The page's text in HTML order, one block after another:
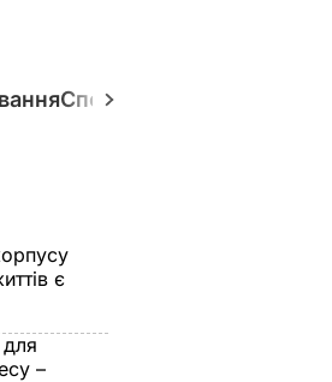
Спецпроєкти
є
–